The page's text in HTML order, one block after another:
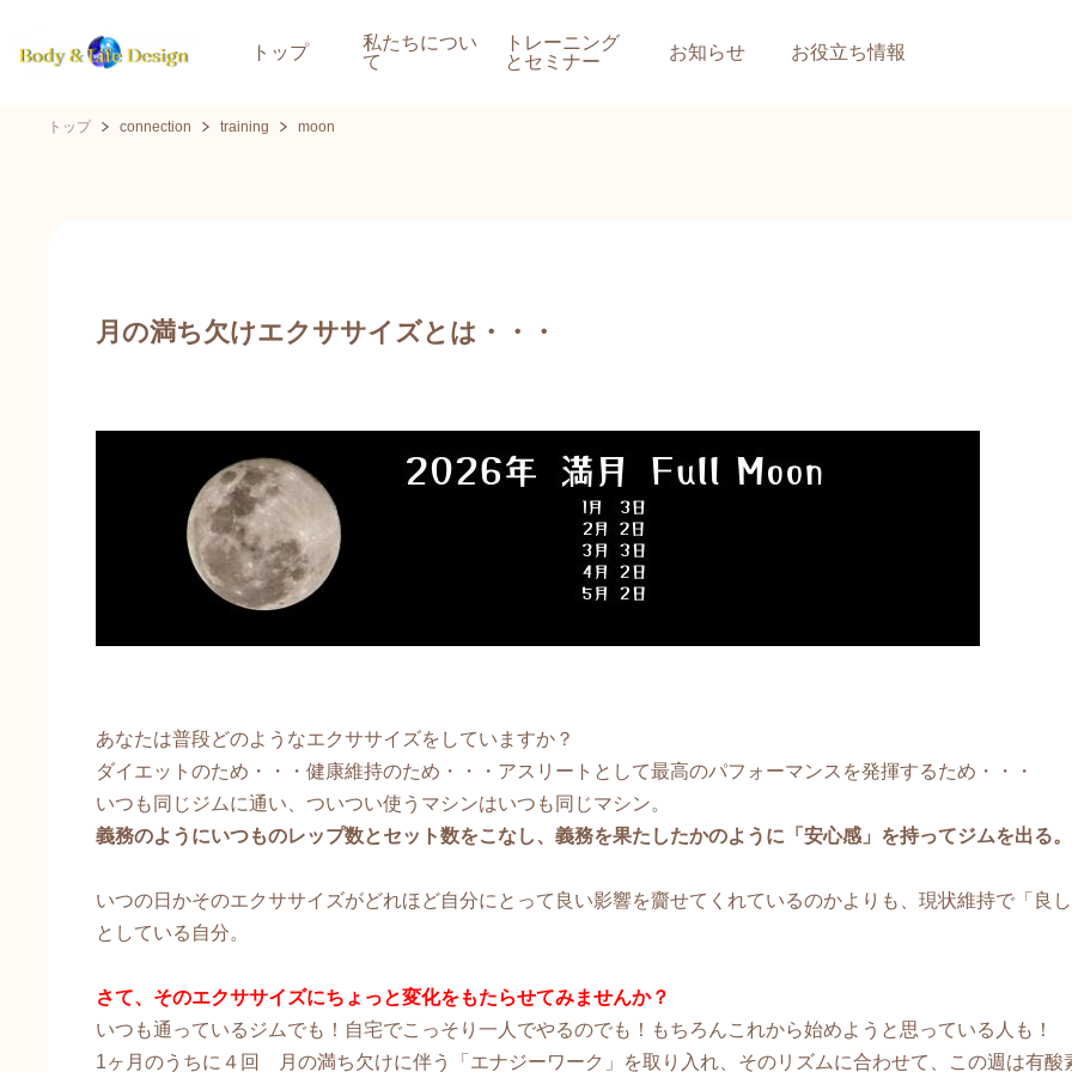
トップ
私たちについ
て
トレーニング
とセミナー
お知らせ お役立ち情報
トップ connection training moon
​月の満ち欠けエクササイズとは・・・
あなたは普段どのようなエクササイズをしていますか？
ダイエットのため・・・健康維持のため・・・アスリートとして最高のパフォーマンスを発揮するため・・・
いつも同じジムに通い、ついつい使うマシンはいつも同じマシン。
義務のようにいつものレップ数とセット数をこなし、義務を果たしたかのように「安心感」を持ってジムを出る。
いつの日かそのエクササイズがどれほど自分にとって良い影響を齎せてくれているのかよりも、現状維持で「良
としている自分。
さて、そのエクササイズにちょっと変化をもたらせてみませんか？
​いつも通っているジムでも！自宅でこっそり一人でやるのでも！もちろんこれから始めようと思っている人も！
1ヶ月のうちに４回 月の満ち欠けに伴う「エナジーワーク」を取り入れ、そのリズムに合わせて、この週は有酸